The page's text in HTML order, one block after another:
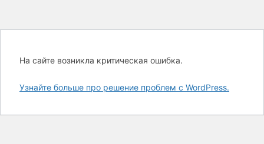
На сайте возникла критическая ошибка.
Узнайте больше про решение проблем с WordPress.